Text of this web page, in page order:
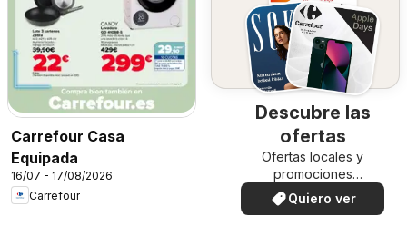
Carrefour Casa
Equipada
16/07 - 17/08/2026
Carrefour
Descubre las
ofertas
Ofertas locales y
promociones
especiales.
Quiero ver